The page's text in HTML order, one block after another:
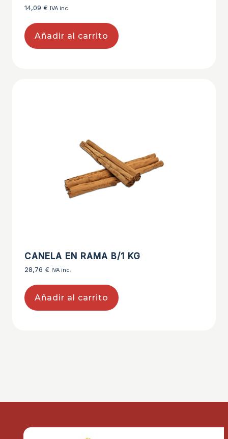
14,09 € IVA inc.
Añadir al carrito
CANELA EN RAMA B/1 KG
28,76 € IVA inc.
Añadir al carrito